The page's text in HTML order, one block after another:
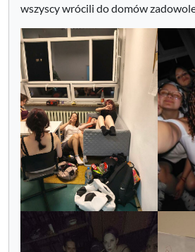
wszyscy wrócili do domów